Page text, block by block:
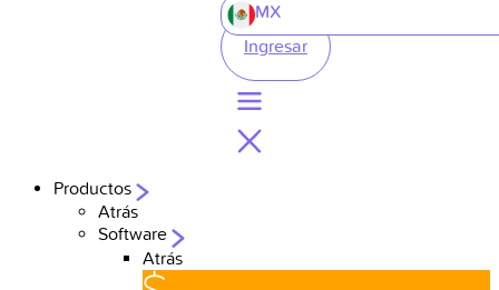
MX
Ingresar
Productos
Atrás
Software
Atrás